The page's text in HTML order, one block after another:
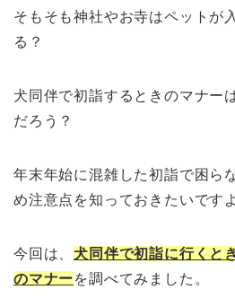
そもそも神社やお寺はペットが
る？
犬同伴で初詣するときのマナー
だろう？
年末年始に混雑した初詣で困ら
め注意点を知っておきたいです
今回は、 犬同伴で初詣に行くと
のマナーを調べてみました。